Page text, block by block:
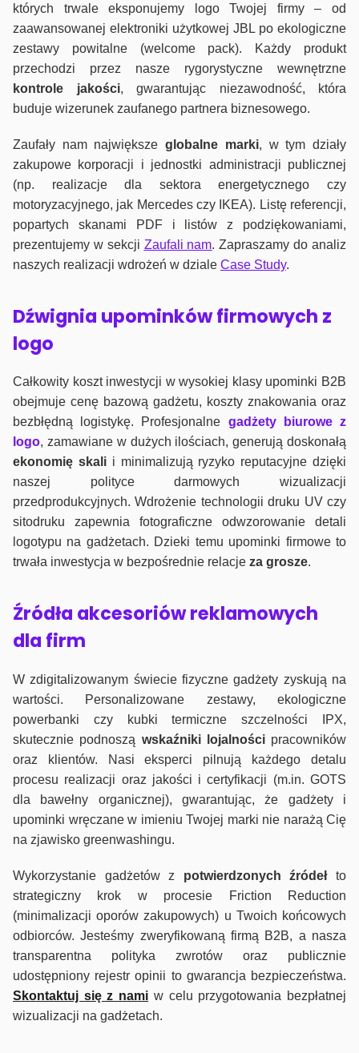
których trwale eksponujemy logo Twojej firmy – od
zaawansowanej elektroniki użytkowej JBL po ekologiczne
zestawy powitalne (welcome pack). Każdy produkt
przechodzi przez nasze rygorystyczne wewnętrzne
kontrole jakości, gwarantując niezawodność, która
buduje wizerunek zaufanego partnera biznesowego.
Zaufały nam największeglobalne marki, w tym działy
zakupowe korporacji i jednostki administracji publicznej
(np. realizacje dla sektora energetycznego czy
motoryzacyjnego, jak Mercedes czy IKEA). Listę referencji,
popartych skanami PDF i listów z podziękowaniami,
prezentujemy w sekcji Zaufali nam. Zapraszamy do analiz
naszych realizacji wdrożeń w dziale Case Study.
Dźwignia upominków firmowych z
logo
Całkowity koszt inwestycji w wysokiej klasy upominki B2B
obejmuje cenę bazową gadżetu, koszty znakowania oraz
bezbłędną logistykę. Profesjonalne gadżety biurowe z
logo, zamawiane w dużych ilościach, generują doskonałą
ekonomię skalii minimalizują ryzyko reputacyjne dzięki
naszej polityce darmowych wizualizacji
przedprodukcyjnych. Wdrożenie technologii druku UV czy
sitodruku zapewnia fotograficzne odwzorowanie detali
logotypu na gadżetach. Dzieki temu upominki firmowe to
trwała inwestycja w bezpośrednie relacje za grosze.
Źródła akcesoriów reklamowych
dla firm
W zdigitalizowanym świecie fizyczne gadżety zyskują na
wartości. Personalizowane zestawy, ekologiczne
powerbanki czy kubki termiczne szczelności IPX,
skutecznie podnoszą wskaźniki lojalnościpracowników
oraz klientów. Nasi eksperci pilnują każdego detalu
procesu realizacji oraz jakości i certyfikacji (m.in. GOTS
dla bawełny organicznej), gwarantując, że gadżety i
upominki wręczane w imieniu Twojej marki nie narażą Cię
na zjawisko greenwashingu.
Wykorzystanie gadżetów z potwierdzonych źródełto
strategiczny krok w procesie Friction Reduction
(minimalizacji oporów zakupowych) u Twoich końcowych
odbiorców. Jesteśmy zweryfikowaną firmą B2B, a nasza
transparentna polityka zwrotów oraz publicznie
udostępniony rejestr opinii to gwarancja bezpieczeństwa.
Skontaktuj się z nami w celu przygotowania bezpłatnej
wizualizacji na gadżetach.